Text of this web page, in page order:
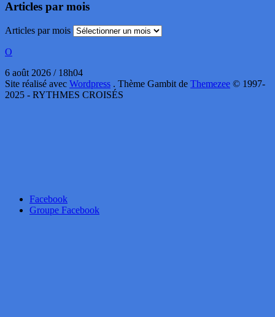
Articles par mois
Articles par mois
O
6 août 2026 / 18h04
Site réalisé avec Wordpress . Thème Gambit de Themezee © 1997-
2025 - RYTHMES CROISÉS
Facebook
Groupe Facebook